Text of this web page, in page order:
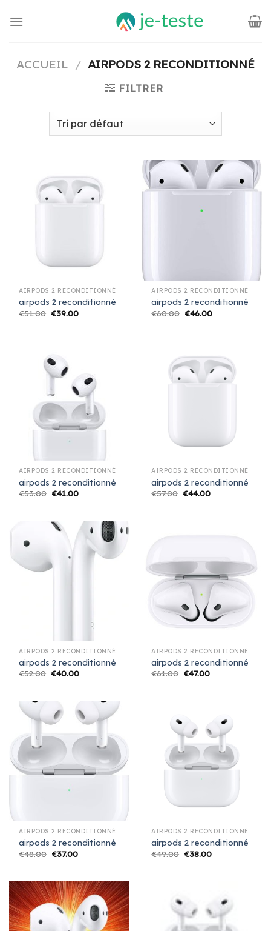
au
ACCUEIL / AIRPODS 2 RECONDITIONNÉ
FILTRER
AIRPODS 2 RECONDITIONNÉ
airpods 2 reconditionné
€51.00 €39.00
AIRPODS 2 RECONDITIONNÉ
airpods 2 reconditionné
€60.00 €46.00
AIRPODS 2 RECONDITIONNÉ
airpods 2 reconditionné
€53.00 €41.00
AIRPODS 2 RECONDITIONNÉ
airpods 2 reconditionné
€57.00 €44.00
AIRPODS 2 RECONDITIONNÉ
airpods 2 reconditionné
€52.00 €40.00
AIRPODS 2 RECONDITIONNÉ
airpods 2 reconditionné
€61.00 €47.00
AIRPODS 2 RECONDITIONNÉ
airpods 2 reconditionné
€48.00 €37.00
AIRPODS 2 RECONDITIONNÉ
airpods 2 reconditionné
€49.00 €38.00